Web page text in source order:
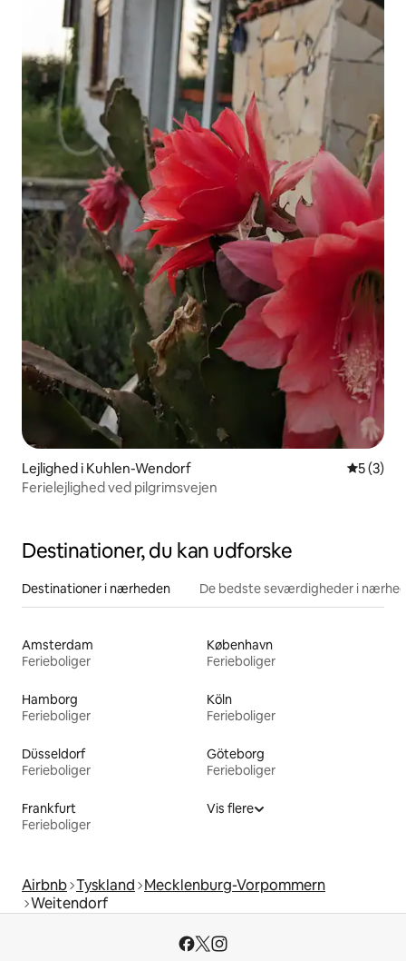
Lejlighed i Kuhlen-Wendorf 5 ud af 5
5 (3)
Ferielejlighed ved pilgrimsvejen
Destinationer, du kan udforske
Destinationer i nærheden De bedste seværdigheder i
Amsterdam
Ferieboliger
København
Ferieboliger
Hamborg
Ferieboliger
Köln
Ferieboliger
Düsseldorf
Ferieboliger
Göteborg
Ferieboliger
Frankfurt
Ferieboliger
Vis flere
Airbnb Tyskland Mecklenburg-Vorpommern
Weitendorf